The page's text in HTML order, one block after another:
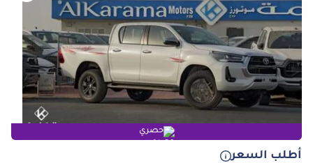
حصري
أطلب السعر